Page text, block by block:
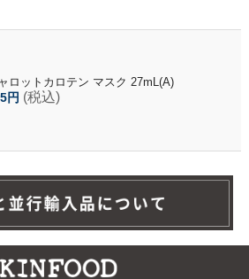
ロットカロテン マスク 27mL(A)
円 (税込)